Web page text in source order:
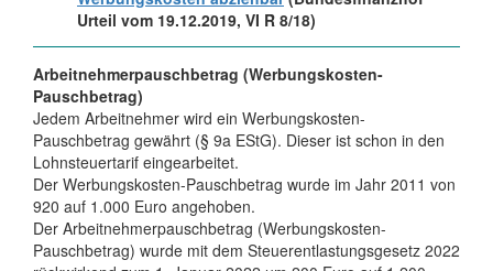
Urteil vom 19.12.2019, VI R 8/18)
Arbeitnehmerpauschbetrag (Werbungskosten-
Pauschbetrag)
Jedem Arbeitnehmer wird ein Werbungskosten-
Pauschbetrag gewährt (§ 9a EStG). Dieser ist schon in den
Lohnsteuertarif eingearbeitet.
Der Werbungskosten-Pauschbetrag wurde im Jahr 2011 von
920 auf 1.000 Euro angehoben.
Der Arbeitnehmerpauschbetrag (Werbungskosten-
Pauschbetrag) wurde mit dem Steuerentlastungsgesetz 2022